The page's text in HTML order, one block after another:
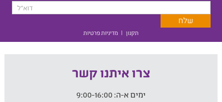
תקנון | מדיניות פרטיות
צרו איתנו קשר
ימים א-ה: